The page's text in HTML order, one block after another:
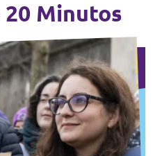
Minutos